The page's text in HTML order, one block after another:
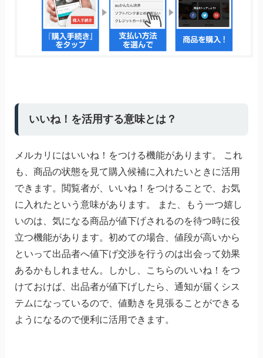
いいね！を活用する意味とは？
メルカリにはいいね！をつける機能があります。 これ
も、商品の状態を見て購入候補に入れたいときに活用
できます。閲覧者が、いいね！をつけることで、お気
に入れたという意味があります。 また、もう一つ嬉し
いのは、気になる商品が値下げされるのを待つ時に役
立つ機能があります。初めての場合、値段が高いから
といって出品者へ値下げ交渉を行うのは出会って効果
あるかもしれません。しかし、こちらのいいね！をつ
けておけば、出品者が値下げしたら、通知が届くシス
テムになっているので、値動きを見張ることができる
ようになるので便利に活用できます。